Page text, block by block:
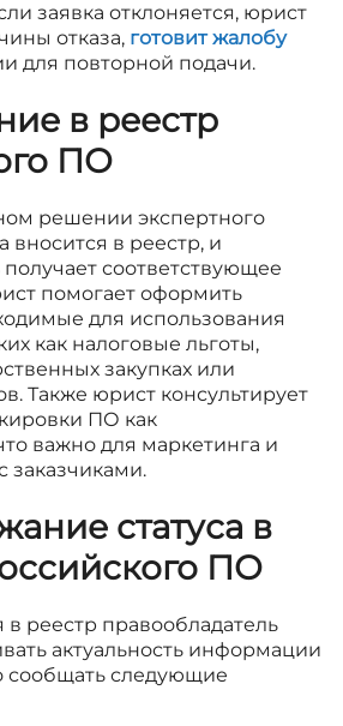
заявка отклоняется, юрист
отказа, готовит жалобу
для повторной подачи.
в реестр
ПО
решении экспертного
вносится в реестр, и
соответствующее
помогает оформить
для использования
как налоговые льготы,
закупках или
Также юрист консультирует
ПО как
важно для маркетинга и
заказчиками.
статуса в
ПО
реестр правообладатель
актуальность информации
сообщать следующие